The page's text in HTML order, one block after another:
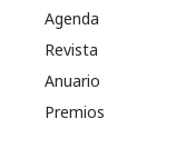
Agenda
Revista
Anuario
Premios